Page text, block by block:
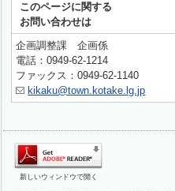
このページに関する
お問い合わせは
企画調整課 企画係
電話：0949-62-1214
ファックス：0949-62-1140
kikaku@town.kotake.lg.jp
新しいウィンドウで開く